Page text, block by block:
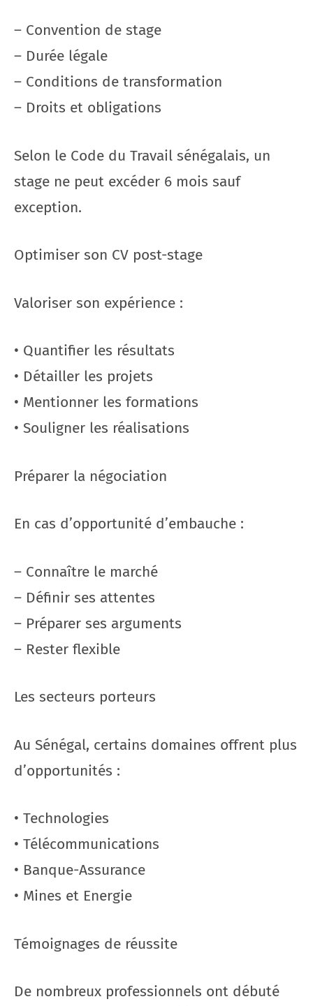
– Convention de stage
– Durée légale
– Conditions de transformation
– Droits et obligations
Selon le Code du Travail sénégalais, un
stage ne peut excéder 6 mois sauf
exception.
Optimiser son CV post-stage
Valoriser son expérience :
• Quantifier les résultats
• Détailler les projets
• Mentionner les formations
• Souligner les réalisations
Préparer la négociation
En cas d’opportunité d’embauche :
– Connaître le marché
– Définir ses attentes
– Préparer ses arguments
– Rester flexible
Les secteurs porteurs
Au Sénégal, certains domaines offrent plus
d’opportunités :
• Technologies
• Télécommunications
• Banque-Assurance
• Mines et Energie
Témoignages de réussite
De nombreux professionnels ont débuté